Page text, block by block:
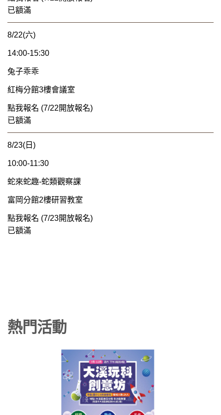
已額滿
8/22(六)
14:00-15:30
兔子乖乖
紅梅分館3樓會議室
點我報名 (7/22開放報名)
已額滿
8/23(日)
10:00-11:30
蛇來蛇趣-蛇類觀察課
富岡分館2樓研習教室
點我報名 (7/23開放報名)
已額滿
熱門活動